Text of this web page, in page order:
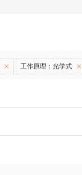
工作原理：光学式